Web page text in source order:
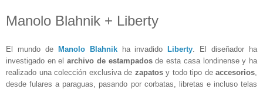
Manolo Blahnik + Liberty
El mundo de Manolo Blahnikha invadido Liberty . El diseñador ha
investigado en elarchivo de estampadosde esta casa londinense y ha
realizado una colección exclusiva de zapatosy todo tipo de accesorios
desde fulares a paraguas, pasando por corbatas, libretas e incluso telas